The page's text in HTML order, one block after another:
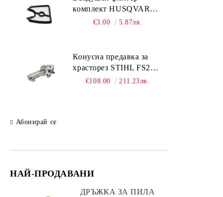
Пили за заточване
Резервни части за ръчни
Подаръчни комплекти
комплект HUSQVARNA
125;125BVx
€3.00 5.87лв.
Конусна предавка за
храсторез STIHL FS261;
FS361; FS461; FS491
€108.00 211.23лв.
Абонирай се
НАЙ-ПРОДАВАНИ
ДРЪЖКА ЗА ПИЛА